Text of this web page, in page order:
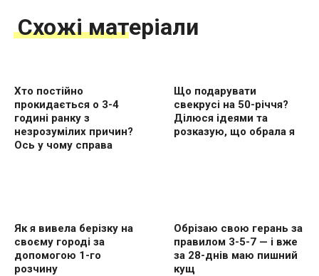
Схожі матеріали
Хто постійно
прокидається о 3-4
годині ранку з
незрозумілих причин?
Ось у чому справа
Що подарувати
свекрусі на 50-річчя?
Ділюся ідеями та
розказую, що обрала я
Як я вивела берізку на
своєму городі за
допомогою 1-го
розчину
Обрізаю свою герань за
правилом 3-5-7 — і вже
за 28-днів маю пишний
кущ